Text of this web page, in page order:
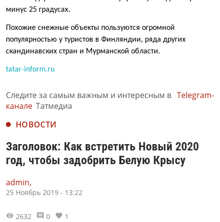
минус 25 градусах.
Похожие снежные объекты пользуются огромной
популярностью у туристов в Финляндии, ряда других
скандинавских стран и Мурманской области.
tatar-inform.ru
Следите за самым важным и интересным в Telegram-
канале Татмедиа
НОВОСТИ
Заголовок: Как встретить Новый 2020
год, чтобы задобрить Белую Крысу
admin,
25 Ноябрь 2019 - 13:22
2632 0 1